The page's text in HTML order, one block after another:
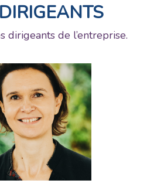
dirigeants de l’entreprise.